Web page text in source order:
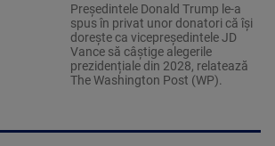
Președintele Donald Trump le-a
spus în privat unor donatori că își
dorește ca vicepreședintele JD
Vance să câștige alegerile
prezidențiale din 2028, relatează
The Washington Post (WP).